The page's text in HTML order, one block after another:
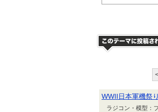
<
WWII日本軍機祭
ラジコン・模型：